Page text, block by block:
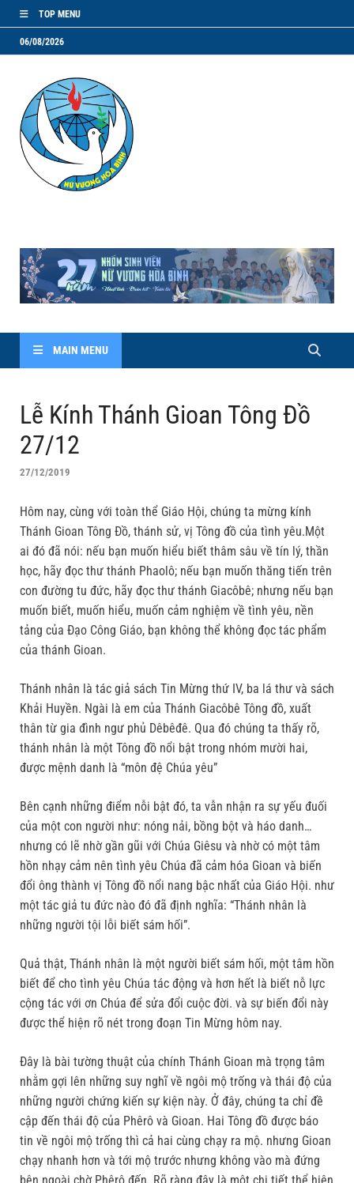
TOP MENU
06/08/2026
MAIN MENU
Lễ Kính Thánh Gioan Tông Đồ
27/12
27/12/2019
Hôm nay, cùng với toàn thể Giáo Hội, chúng ta mừng kính
Thánh Gioan Tông Đồ, thánh sử, vị Tông đồ của tình yêu.Một
ai đó đã nói: nếu bạn muốn hiểu biết thâm sâu về tín lý, thần
học, hãy đọc thư thánh Phaolô; nếu bạn muốn thăng tiến trên
con đường tu đức, hãy đọc thư thánh Giacôbê; nhưng nếu bạn
muốn biết, muốn hiểu, muốn cảm nghiệm về tình yêu, nền
tảng của Đạo Công Giáo, bạn không thể không đọc tác phẩm
của thánh Gioan.
Thánh nhân là tác giả sách Tin Mừng thứ IV, ba lá thư và sách
Khải Huyền. Ngài là em của Thánh Giacôbê Tông đồ, xuất
thân từ gia đình ngư phủ Dêbêđê. Qua đó chúng ta thấy rõ,
thánh nhân là một Tông đồ nổi bật trong nhóm mười hai,
được mệnh danh là “môn đệ Chúa yêu”
Bên cạnh những điểm nỗi bật đó, ta vẫn nhận ra sự yếu đuối
của một con người như: nóng nải, bồng bột và háo danh…
nhưng có lẽ nhờ gần gũi với Chúa Giêsu và nhờ có một tâm
hồn nhạy cảm nên tình yêu Chúa đã cảm hóa Gioan và biến
đổi ông thành vị Tông đồ nổi nang bậc nhất của Giáo Hội. như
một tác giả tu đức nào đó đã định nghĩa: “Thánh nhân là
những người tội lỗi biết sám hối”.
Quả thật, Thánh nhân là một người biết sám hối, một tâm hồn
biết để cho tình yêu Chúa tác động và hơn hết là biết nỗ lực
cộng tác với ơn Chúa để sửa đổi cuộc đời. và sự biến đổi này
được thể hiện rõ nét trong đoạn Tin Mừng hôm nay.
Đây là bài tường thuật của chính Thánh Gioan mà trọng tâm
nhằm gợi lên những suy nghĩ về ngôi mộ trống và thái độ của
những người chứng kiến sự kiện này. Ở đây, chúng ta chỉ đề
cập đến thái độ của Phêrô và Gioan. Hai Tông đồ được báo
tin về ngôi mộ trống thì cả hai cùng chạy ra mộ. nhưng Gioan
chạy nhanh hơn và tới mộ trước nhưng không vào mà đứng